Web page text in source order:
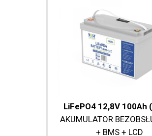
LiFePO4 12,8V 100Ah
AKUMULATOR
+ BMS + LCD